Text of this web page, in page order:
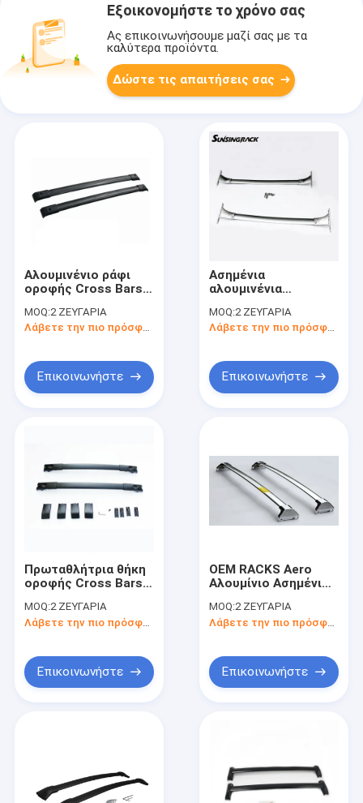
Βίντεο
Εξοικονομήστε το χρόνο σας
Ας επικοινωνήσουμε μαζί σας με τα
καλύτερα προϊόντα.
Δώστε τις απαιτήσεις σας
Αλουμινένιο ράφι
οροφής Cross Bars
οχήματος για HONDA
ODYSSEY 1999-2004
MOQ:2 ΖΕΥΓΑΡΙΑ
Λάβετε την πιο πρόσφατη τιμή
Επικοινωνήστε
Ασημένια
αλουμινένια
Αλουμινένιες ράβδοι
για το Nissan Rogue
MOQ:2 ΖΕΥΓΑΡΙΑ
Λάβετε την πιο πρόσφατη τιμή
Επικοινωνήστε
Πρωταθλήτρια θήκη
οροφής Cross Bars
αυτοκινήτου θήκη
αποσκευών για
MOQ:2 ΖΕΥΓΑΡΙΑ
Λάβετε την πιο πρόσφατη τιμή
Επικοινωνήστε
OEM RACKS Aero
Αλουμίνιο Ασημένιο
Ρακέτα οροφής για
ACURA MDX 15+
MOQ:2 ΖΕΥΓΑΡΙΑ
Επικοινωνήστε